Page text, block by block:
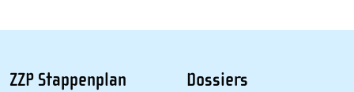
ZZP Stappenplan Dossiers